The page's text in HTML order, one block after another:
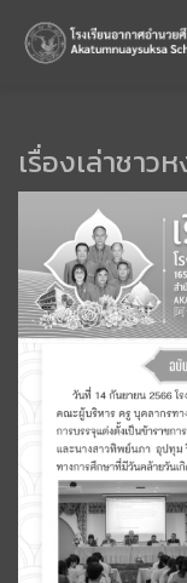
เรื่องเล่าชาว